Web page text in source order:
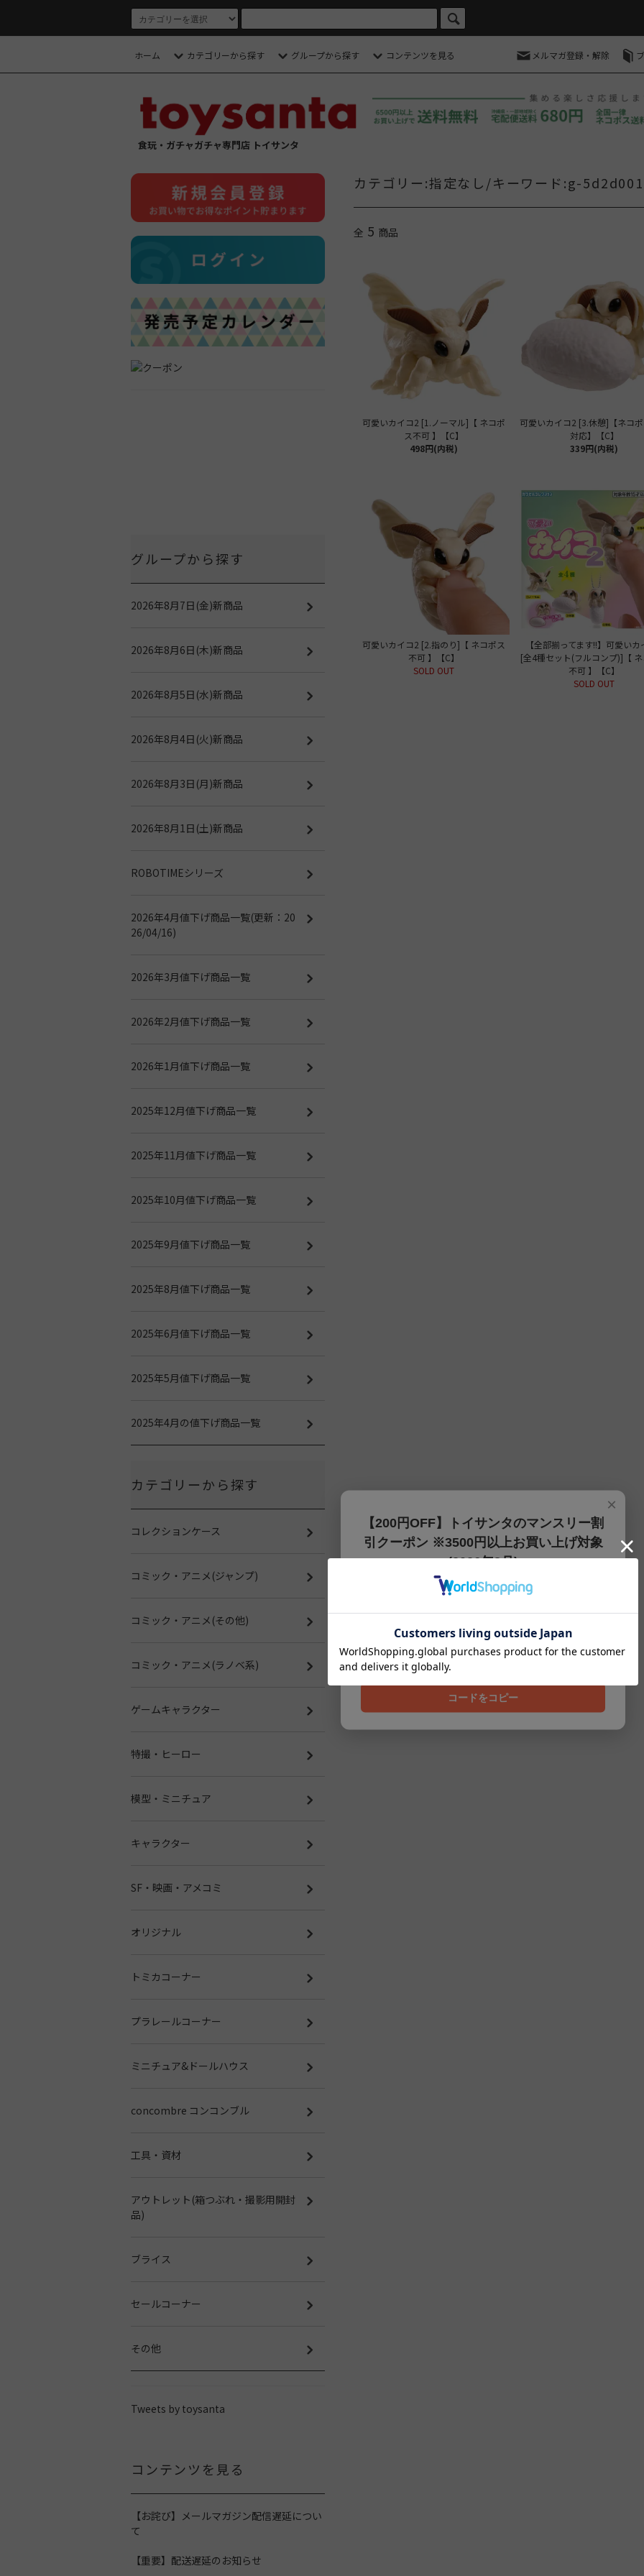
ホーム カテゴリーから探す グループから探す コンテンツを見る メルマガ登録・解除
食玩・ガチャガチャ専門店 トイサンタ
カテゴリー:指定なし/キーワード:g-
全 5 商品
可愛いカイコ2 [1.ノーマル]【 ネコポ
ス不可 】【C】
498円(内税)
可愛いカイコ2 [3.休憩]【ネコ
対応】【C】
339円(内税)
可愛いカイコ2 [2.指のり]【 ネコポス
不可 】【C】
SOLD OUT
【全部揃ってます!!】可愛いカ
[全4種セット(フルコンプ)]【 ネ
不可 】【C】
SOLD OUT
グループから探す
2026年8月7日(金)新商品
2026年8月6日(木)新商品
2026年8月5日(水)新商品
2026年8月4日(火)新商品
2026年8月3日(月)新商品
2026年8月1日(土)新商品
ROBOTIMEシリーズ
2026年4月値下げ商品一覧(更新：20
26/04/16)
2026年3月値下げ商品一覧
2026年2月値下げ商品一覧
2026年1月値下げ商品一覧
2025年12月値下げ商品一覧
2025年11月値下げ商品一覧
2025年10月値下げ商品一覧
2025年9月値下げ商品一覧
2025年8月値下げ商品一覧
2025年6月値下げ商品一覧
2025年5月値下げ商品一覧
2025年4月の値下げ商品一覧
カテゴリーから探す
コレクションケース
コミック・アニメ(ジャンプ)
コミック・アニメ(その他)
コミック・アニメ(ラノベ系)
ゲームキャラクター
特撮・ヒーロー
模型・ミニチュア
キャラクター
SF・映画・アメコミ
オリジナル
トミカコーナー
プラレールコーナー
ミニチュア&ドールハウス
concombre コンコンブル
工具・資材
アウトレット(箱つぶれ・撮影用開封
品)
ブライス
セールコーナー
その他
Tweets by toysanta
コンテンツを見る
【お詫び】メールマガジン配信遅延につい
て
【重要】配送遅延のお知らせ
×
【200円OFF】トイサンタのマンスリー割
引クーポン ※3500円以上お買い上げ対象
(2026年8月)
【200円OFFクーポン】3500円以上お買上げでご利用可能
です!! 8月1日～8月31日まで
202608
コードをコピー